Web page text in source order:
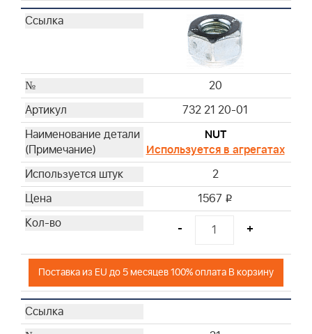
20
732 21 20-01
NUT
Используется в агрегатах
2
1567 i
- +
Поставка из EU до 5 месяцев 100% оплата В корзину